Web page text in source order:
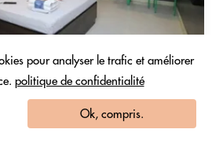
pour analyser le trafic et améliorer
politique de confidentialité
Ok, compris.